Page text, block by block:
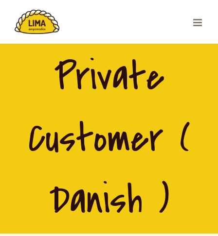
content
Private
Customer (
Danish )